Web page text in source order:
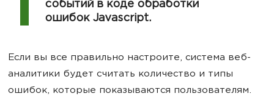
событий в коде обработки
ошибок Javascript.
Если вы все правильно настроите, система веб-
аналитики будет считать количество и типы
ошибок, которые показываются пользователям.